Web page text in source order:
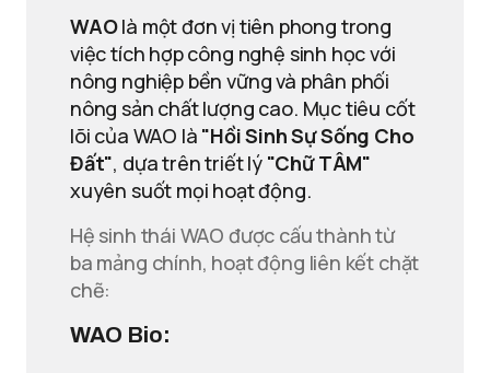
WAOlà một đơn vị tiên phong trong
việc tích hợp công nghệ sinh học với
nông nghiệp bền vững và phân phối
nông sản chất lượng cao. Mục tiêu cốt
lõi của WAO là "Hồi Sinh Sự Sống Cho
Đất", dựa trên triết lý "Chữ TÂM"
xuyên suốt mọi hoạt động.
Hệ sinh thái WAO được cấu thành từ
ba mảng chính, hoạt động liên kết chặt
chẽ:
WAO Bio: